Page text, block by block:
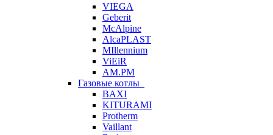
VIEGA
Geberit
McAlpine
AlcaPLAST
MIllennium
ViEiR
AM.PM
Газовые котлы
BAXI
KITURAMI
Protherm
Vaillant